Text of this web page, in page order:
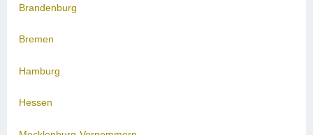
Brandenburg
Bremen
Hamburg
Hessen